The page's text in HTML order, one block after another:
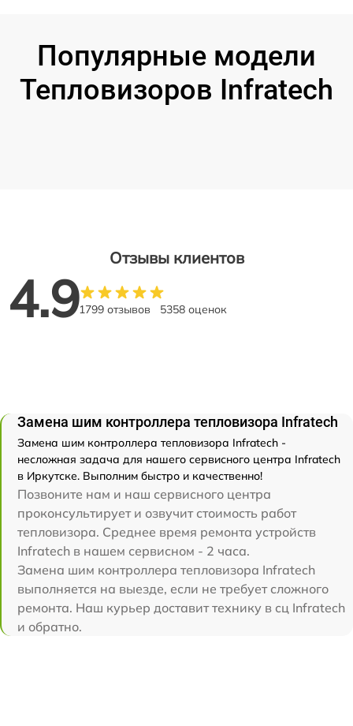
Популярные модели
Тепловизоров Infratech
Отзывы клиентов
4.91799 отзывов 5358 оценок
Замена шим контроллера тепловизора Infratech
Замена шим контроллера тепловизора Infratech -
несложная задача для нашего сервисного центра Infratech
в Иркутске. Выполним быстро и качественно!
Позвоните нам и наш сервисного центра
проконсультирует и озвучит стоимость работ
тепловизора. Среднее время ремонта устройств
Infratech в нашем сервисном - 2 часа.
Замена шим контроллера тепловизора Infratech
выполняется на выезде, если не требует сложного
ремонта. Наш курьер доставит технику в сц Infratech
и обратно.